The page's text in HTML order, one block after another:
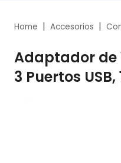
Home | Accesorios |
Adaptador de
3 Puertos USB,